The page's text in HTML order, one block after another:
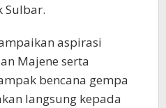
Sulbar.
aspirasi
Majene serta
bencana gempa
langsung kepada